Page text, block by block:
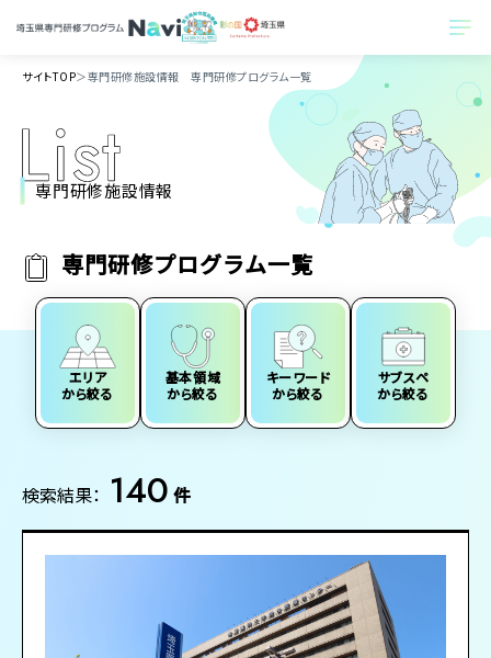
サイトTOP＞専門研修施設情報 専門研修プログラム一覧
専門研修施設情報
専門研修プログラム一覧
エリア
から絞る
基本領域
から絞る
キーワード
から絞る
サブスペ
から絞る
検索結果： 140 件